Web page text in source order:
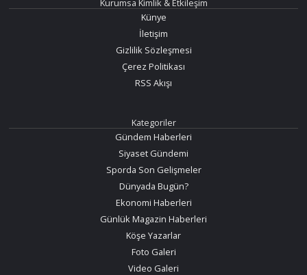
Kurumsa Kimlik & Etkileşim
Künye
İletişim
Gizlilik Sözleşmesi
Çerez Politikası
RSS Akışı
Kategoriler
Gündem Haberleri
Siyaset Gündemi
Sporda Son Gelişmeler
Dünyada Bugün?
Ekonomi Haberleri
Günlük Magazin Haberleri
Köşe Yazarlar
Foto Galeri
Video Galeri